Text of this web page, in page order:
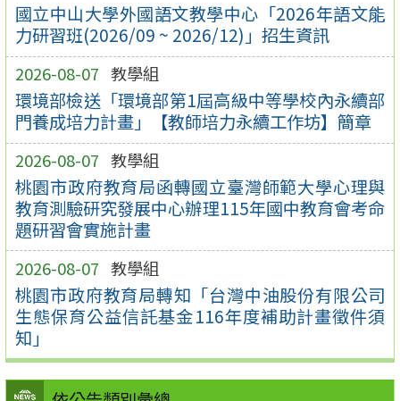
國立中山大學外國語文教學中心「2026年語文能
力研習班(2026/09 ~ 2026/12)」招生資訊
2026-08-07 教學組
環境部檢送「環境部第1屆高級中等學校內永續部
門養成培力計畫」【教師培力永續工作坊】簡章
2026-08-07 教學組
桃園市政府教育局函轉國立臺灣師範大學心理與
教育測驗研究發展中心辦理115年國中教育會考命
題研習會實施計畫
2026-08-07 教學組
桃園市政府教育局轉知「台灣中油股份有限公司
生態保育公益信託基金116年度補助計畫徵件須
知」